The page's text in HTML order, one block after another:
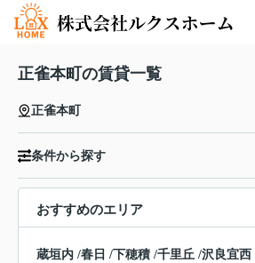
正雀本町の賃貸一覧
正雀本町
条件から探す
おすすめのエリア
蔵垣内 /春日 /下穂積 /千里丘 /沢良宜西